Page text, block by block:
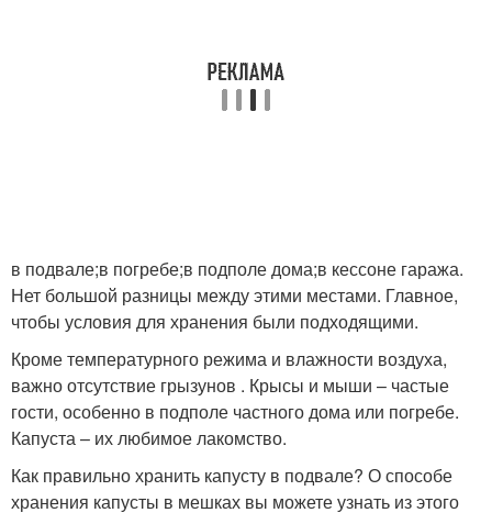
в подвале;в погребе;в подполе дома;в кессоне гаража.
Нет большой разницы между этими местами. Главное,
чтобы условия для хранения были подходящими.
Кроме температурного режима и влажности воздуха,
важно отсутствие грызунов . Крысы и мыши – частые
гости, особенно в подполе частного дома или погребе.
Капуста – их любимое лакомство.
Как правильно хранить капусту в подвале? О способе
хранения капусты в мешках вы можете узнать из этого